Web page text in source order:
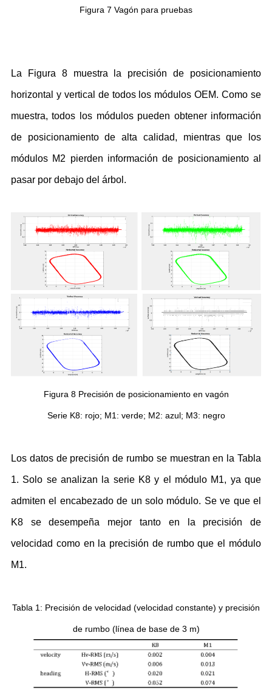
Figura 7 Vagón para pruebas
La Figura 8 muestra la precisión de posicionamiento
horizontal y vertical de todos los módulos OEM. Como se
muestra, todos los módulos pueden obtener información
de posicionamiento de alta calidad, mientras que los
módulos M2 pierden información de posicionamiento al
pasar por debajo del árbol.
Figura 8 Precisión de posicionamiento en vagón
Serie K8: rojo; M1: verde; M2: azul; M3: negro
Los datos de precisión de rumbo se muestran en la Tabla
1. Solo se analizan la serie K8 y el módulo M1, ya que
admiten el encabezado de un solo módulo. Se ve que el
K8 se desempeña mejor tanto en la precisión de
velocidad como en la precisión de rumbo que el módulo
M1.
Tabla 1: Precisión de velocidad (velocidad constante) y precisión
de rumbo (línea de base de 3 m)